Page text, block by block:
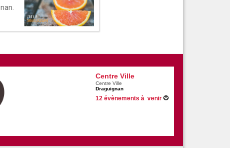
Centre Ville
Centre Ville
Draguignan
12 évènements à venir